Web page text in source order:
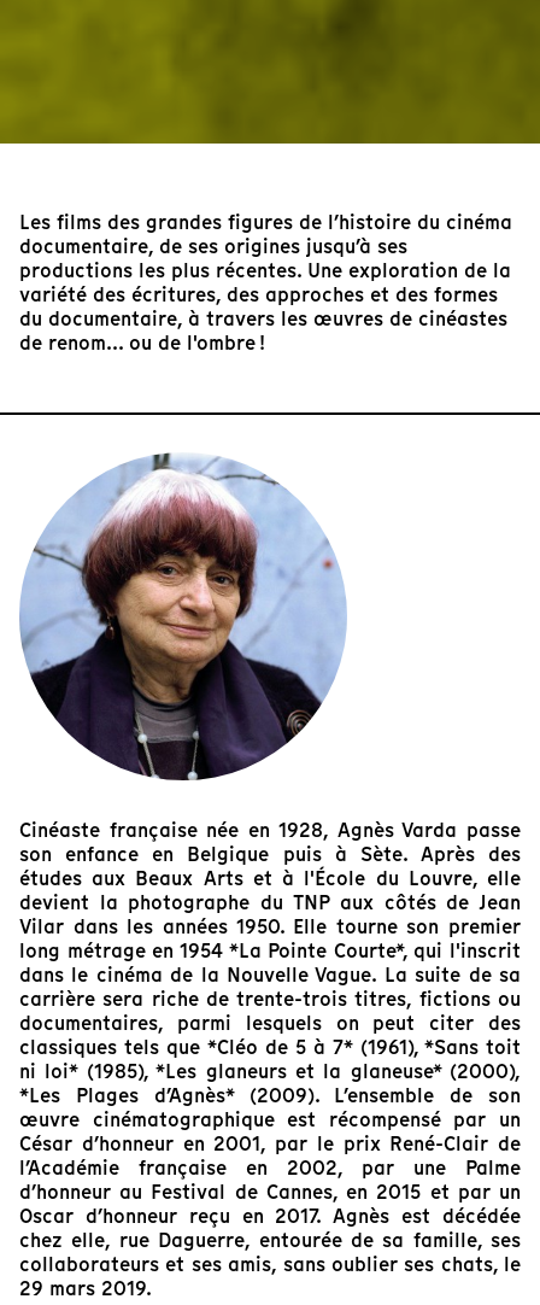
Les films des grandes figures de l’histoire du cinéma
documentaire, de ses origines jusqu’à ses
productions les plus récentes. Une exploration de la
variété des écritures, des approches et des formes
du documentaire, à travers les œuvres de cinéastes
de renom... ou de l'ombre !
Cinéaste française née en 1928, Agnès Varda passe
son enfance en Belgique puis à Sète. Après des
études aux Beaux Arts et à l'École du Louvre, elle
devient la photographe du TNP aux côtés de Jean
Vilar dans les années 1950. Elle tourne son premier
long métrage en 1954 *La Pointe Courte*, qui l'inscrit
dans le cinéma de la Nouvelle Vague. La suite de sa
carrière sera riche de trente-trois titres, fictions ou
documentaires, parmi lesquels on peut citer des
classiques tels que *Cléo de 5 à 7* (1961), *Sans toit
ni loi* (1985), *Les glaneurs et la glaneuse* (2000),
*Les Plages d’Agnès* (2009). L’ensemble de son
œuvre cinématographique est récompensé par un
César d’honneur en 2001, par le prix René-Clair de
l’Académie française en 2002, par une Palme
d’honneur au Festival de Cannes, en 2015 et par un
Oscar d’honneur reçu en 2017. Agnès est décédée
chez elle, rue Daguerre, entourée de sa famille, ses
collaborateurs et ses amis, sans oublier ses chats, le
29 mars 2019.